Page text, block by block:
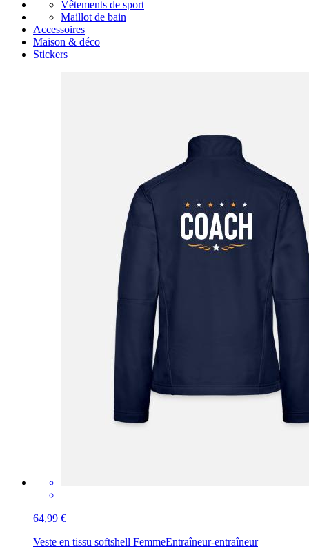
Vêtements de sport
Maillot de bain
Accessoires
Maison & déco
Stickers
64,99 €
Veste en tissu softshell FemmeEntraîneur-entraîneur